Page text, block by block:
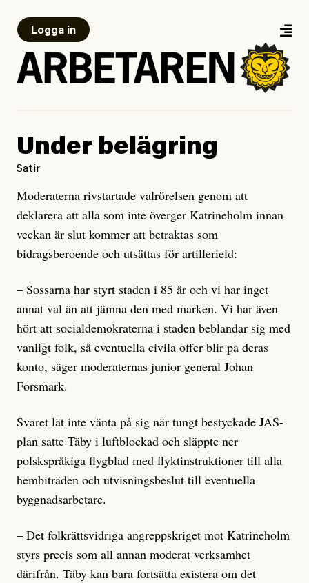
Logga in
Under belägring
Satir
Moderaterna rivstartade valrörelsen genom att
deklarera att alla som inte överger Katrineholm innan
veckan är slut kommer att betraktas som
bidragsberoende och utsättas för artillerield:
– Sossarna har styrt staden i 85 år och vi har inget
annat val än att jämna den med marken. Vi har även
hört att socialdemokraterna i staden beblandar sig med
vanligt folk, så eventuella civila offer blir på deras
konto, säger moderaternas junior-general Johan
Forsmark.
Svaret lät inte vänta på sig när tungt bestyckade JAS-
plan satte Täby i luftblockad och släppte ner
polskspråkiga flygblad med flyktinstruktioner till alla
hembiträden och utvisningsbeslut till eventuella
byggnadsarbetare.
– Det folkrättsvidriga angreppskriget mot Katrineholm
styrs precis som all annan moderat verksamhet
därifrån. Täby kan bara fortsätta existera om det